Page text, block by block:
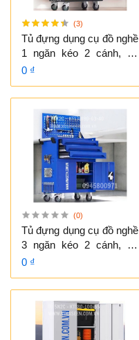
(3)
Tủ đựng dụng cụ đồ nghề
1 ngăn kéo 2 cánh, có
vách treo dụng cụ.
0 ₫
(0)
Tủ đựng dụng cụ đồ nghề
3 ngăn kéo 2 cánh, có
vách treo dụng cụ.
0 ₫